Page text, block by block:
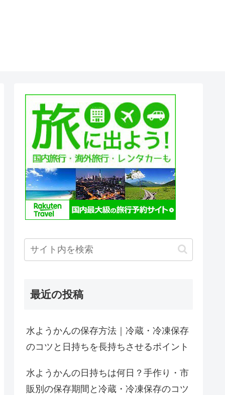
最近の投稿
水ようかんの保存方法｜冷蔵・冷凍保存
のコツと日持ちを長持ちさせるポイント
水ようかんの日持ちは何日？手作り・市
販別の保存期間と冷蔵・冷凍保存のコツ